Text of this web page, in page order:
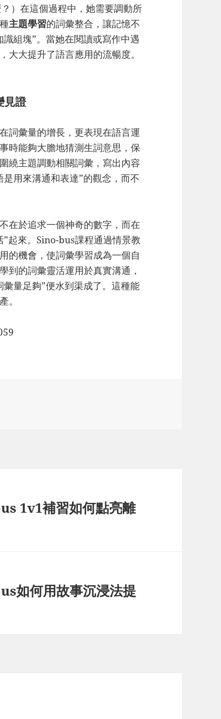
）在這個過程中，她需要調動所
主題學習的詞彙整合，讓記憶不
組塊”。當她在閱讀或寫作中遇
大大提升了語言應用的流暢度。
見證
詞彙量的增長，更表現在語言運
時能夠大膽地猜測生詞意思，保
繞主題調動相關詞彙，寫出內容
用來溝通和表達”的觀念，而不
在於追求一個神奇的數字，而在
起來。Sino-bus課程通過情景教
的機會，使詞彙學習成為一個自
到的詞彙靈活運用於真實溝通，
量足夠”便水到渠成了。這種能
。
1v1補習如何點亮離
如何用故事沉浸法提